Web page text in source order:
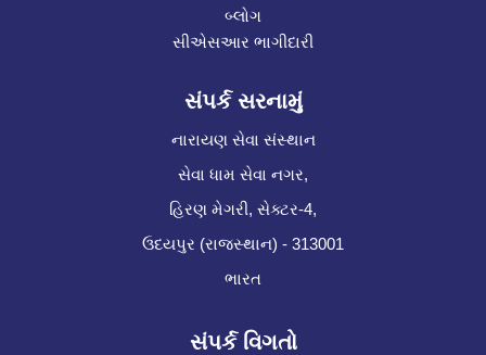
બ્લોગ
સીએસઆર ભાગીદારી
સંપર્ક સરનામું
નારાયણ સેવા સંસ્થાન
સેવા ધામ સેવા નગર,
હિરણ મેગરી, સેક્ટર-4,
ઉદયપુર (રાજસ્થાન) - 313001
ભારત
સંપર્ક વિગતો